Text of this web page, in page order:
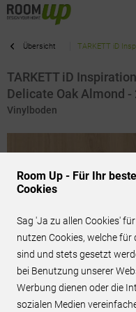
Übersicht TARKETT iD
TARKETT iD
Delicate Oak Almond -
Vinylboden
Room Up - Für Ihr
Cookies
Sag 'Ja zu allen Cookies'
nutzen Cookies, welche
sind und stets gesetzt
bei Benutzung unserer
Werbung dienen oder die
sozialen Medien